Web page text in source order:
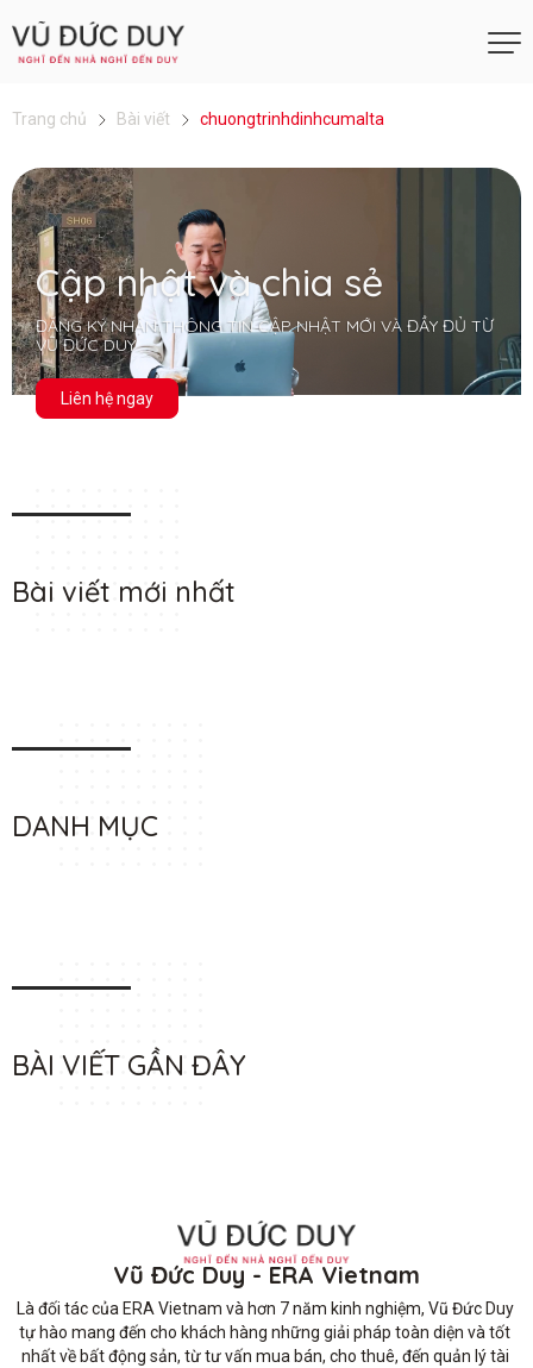
Trang chủ Bài viết chuongtrinhdinhcumalta
Cập nhật và chia sẻ
ĐĂNG KÝ NHẬN THÔNG TIN CẬP NHẬT MỚI VÀ ĐẦY ĐỦ TỪ
VŨ ĐỨC DUY
Liên hệ ngay
Bài viết mới nhất
DANH MỤC
BÀI VIẾT GẦN ĐÂY
Vũ Đức Duy - ERA Vietnam
Là đối tác của ERA Vietnam và hơn 7 năm kinh nghiệm, Vũ Đức Duy
tự hào mang đến cho khách hàng những giải pháp toàn diện và tốt
nhất về bất động sản, từ tư vấn mua bán, cho thuê, đến quản lý tài